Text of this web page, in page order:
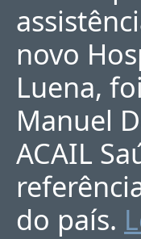
novo
Luena,
Manuel
ACAIL
do país.